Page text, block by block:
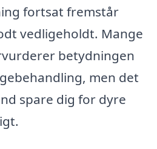
fortsat fremstår
vedligeholdt. Mange
betydningen
men det
spare dig for dyre